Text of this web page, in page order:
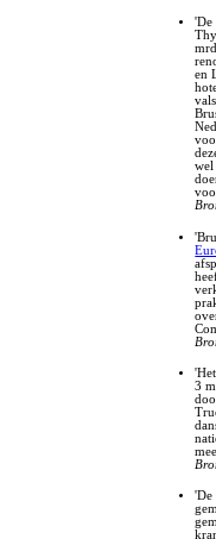
'De
en
wel
3
'De